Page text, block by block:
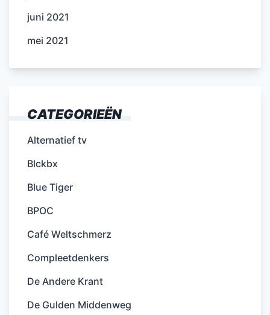
juni 2021
mei 2021
CATEGORIEËN
Alternatief tv
Blckbx
Blue Tiger
BPOC
Café Weltschmerz
Compleetdenkers
De Andere Krant
De Gulden Middenweg